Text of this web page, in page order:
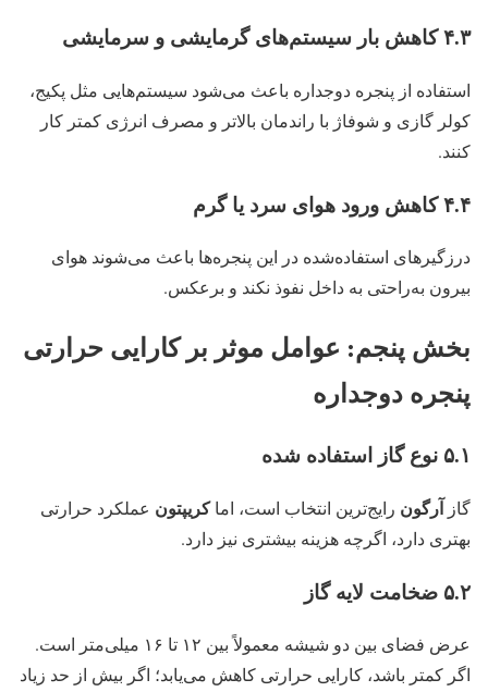
۴.۳ کاهش بار سیستم‌های گرمایشی و سرمایشی
استفاده از پنجره دوجداره باعث می‌شود سیستم‌هایی مثل پکیج،
کولر گازی و شوفاژ با راندمان بالاتر و مصرف انرژی کمتر کار
کنند.
۴.۴ کاهش ورود هوای سرد یا گرم
درزگیرهای استفاده‌شده در این پنجره‌ها باعث می‌شوند هوای
بیرون به‌راحتی به داخل نفوذ نکند و برعکس.
بخش پنجم: عوامل موثر بر کارایی حرارتی
پنجره دوجداره
۵.۱ نوع گاز استفاده شده
گاز آرگون رایج‌ترین انتخاب است، اماکریپتون عملکرد حرارتی
بهتری دارد، اگرچه هزینه بیشتری نیز دارد.
۵.۲ ضخامت لایه گاز
عرض فضای بین دو شیشه معمولاً بین ۱۲ تا ۱۶ میلی‌متر است.
اگر کمتر باشد، کارایی حرارتی کاهش می‌یابد؛ اگر بیش از حد زیاد